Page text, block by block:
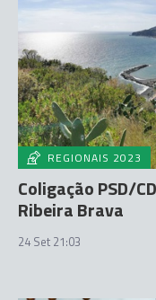
REGIONAIS 2023
Coligação PSD/
Ribeira Brava
24 Set 21:03